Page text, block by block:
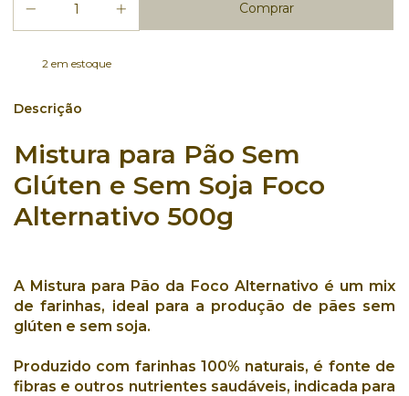
2em estoque
Descrição
Mistura para Pão Sem
Glúten e Sem Soja Foco
Alternativo 500g
A Mistura para Pão da Foco Alternativo é um mix
de farinhas, ideal para a produção de pães sem
glúten e sem soja.
Produzido com farinhas 100% naturais, é fonte de
fibras e outros nutrientes saudáveis, indicada para